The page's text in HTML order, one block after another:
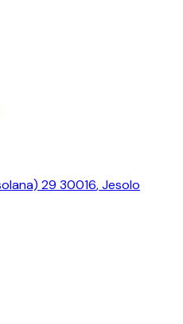
29 30016,Jesolo